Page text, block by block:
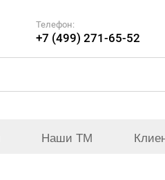
Телефон:
+7 (499) 271-65-52
Наши ТМ